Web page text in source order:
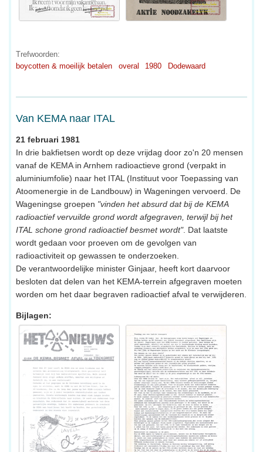
Trefwoorden:
boycotten & moeilijk betalen
overal 1980 Dodewaard
Van KEMA naar ITAL
21 februari 1981
In drie bakfietsen wordt op deze vrijdag door zo'n 20 mensen
vanaf de KEMA in Arnhem radioactieve grond (verpakt in
aluminiumfolie) naar het ITAL (Instituut voor Toepassing van
Atoomenergie in de Landbouw) in Wageningen vervoerd. De
Wageningse groepen "vinden het absurd dat bij de KEMA
radioactief vervuilde grond wordt afgegraven, terwijl bij het
ITAL schone grond radioactief besmet wordt". Dat laatste
wordt gedaan voor proeven om de gevolgen van
radioactiviteit op gewassen te onderzoeken.
De verantwoordelijke minister Ginjaar, heeft kort daarvoor
besloten dat delen van het KEMA-terrein afgegraven moeten
worden om het daar begraven radioactief afval te verwijderen.
Bijlagen: